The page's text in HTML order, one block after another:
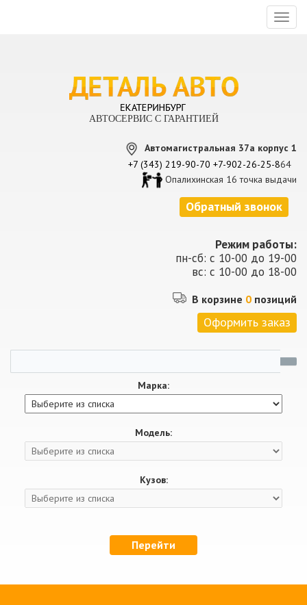
АВТОСЕРВИС С ГАРАНТИЕЙ
Автомагистральная 37а корпус 1
+7 (343) 219-90-70 +7-902-26-25-864
Опалихинская 16 точка выдачи
Обратный звонок
Режим работы:
пн-сб: с 10-00 до 19-00
вс: с 10-00 до 18-00
В корзине 0 позиций
Оформить заказ
Марка:
Модель:
Кузов:
Перейти